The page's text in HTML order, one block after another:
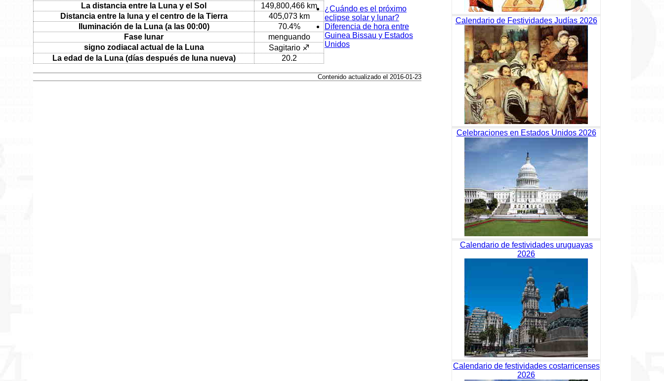
La distancia entre la Luna y el Sol
149,800,466 km
Distancia entre la luna y el centro de la Tierra
405,073 km
Iluminación de la Luna (a las 00:00)
70.4%
Fase lunar
menguando
signo zodiacal actual de la Luna
Sagitario ♐
La edad de la Luna (días después de luna nueva)
20.2
¿Cuándo es el próximo
eclipse solar y lunar?
Diferencia de hora entre
Guinea Bissau y Estados
Unidos
Contenido actualizado el 2016-01-23
Calendario de Festividades Judías 2026
Celebraciones en Estados Unidos 2026
Calendario de festividades uruguayas
2026
Calendario de festividades costarricenses
2026